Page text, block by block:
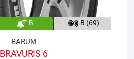
B B (69)
BARUM
BRAVURIS 6